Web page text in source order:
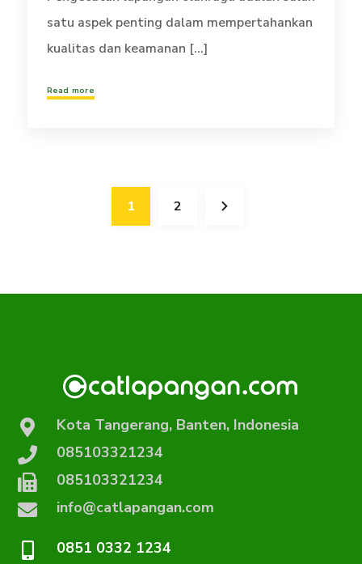
satu aspek penting dalam mempertahankan
kualitas dan keamanan [...]
Read more
1 2
Kota Tangerang, Banten, Indonesia
085103321234
085103321234
info@catlapangan.com
0851 0332 1234